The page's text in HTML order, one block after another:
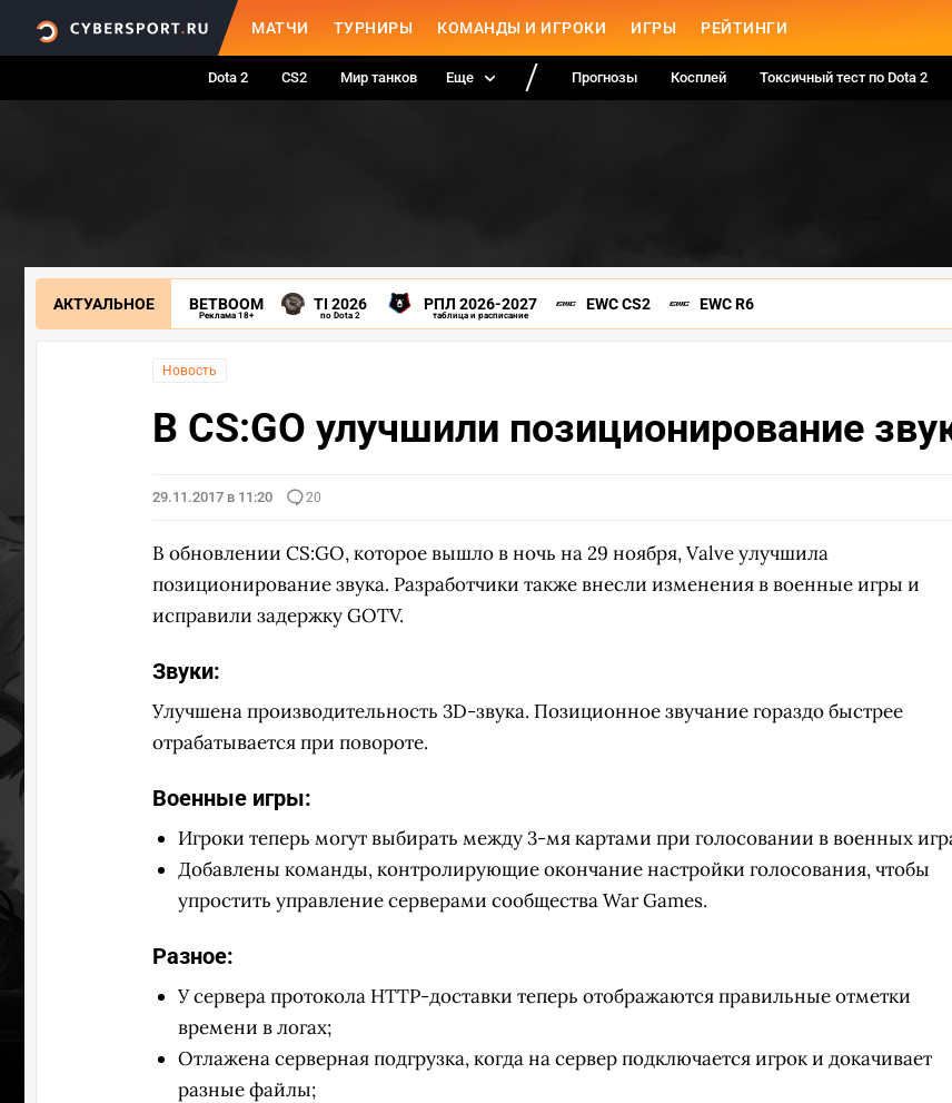
МАТЧИ ТУРНИРЫ КОМАНДЫ И ИГРОКИ ИГРЫ РЕЙТИНГИ
Dota 2 CS2 Мир танков Еще Прогнозы Косплей Токсичный тест по Dota 2
АКТУАЛЬНОЕ BETBOOM
Реклама 18+
TI 2026
по Dota 2
РПЛ 2026-2027
таблица и расписание
EWC CS2 EWC R6
Новость
В CS:GO улучшили позиционирование
29.11.2017 в 11:20 20
В обновлении CS:GO, которое вышло в ночь на 29 ноября, Valve улучшила
позиционирование звука. Разработчики также внесли изменения в военные игры и
исправили задержку GOTV.
Звуки:
Улучшена производительность 3D-звука. Позиционное звучание гораздо быстрее
отрабатывается при повороте.
Военные игры:
Игроки теперь могут выбирать между 3-мя картами при голосовании в военных
Добавлены команды, контролирующие окончание настройки голосования, чтобы
упростить управление серверами сообщества War Games.
Разное:
У сервера протокола HTTP-доставки теперь отображаются правильные отметки
времени в логах;
Отлажена серверная подгрузка, когда на сервер подключается игрок и докачивает
разные файлы;